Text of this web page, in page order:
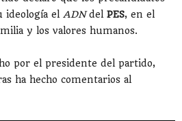
ideología el ADNdel PES, en el
y los valores humanos.
por el presidente del partido,
ha hecho comentarios al